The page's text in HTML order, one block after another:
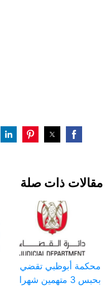
مقالات ذات صلة
محكمة أبوظبي تقضي
بحبس 3 متهمين شهرا